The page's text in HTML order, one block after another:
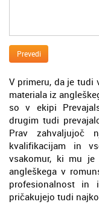
Prevedi
V primeru, da je tudi
materiala iz
so v ekipi
drugim tudi
Prav zahvaljujoč
kvalifikacijam in
vsakomur, ki mu je
angleškega v
profesionalnost in
pričakujejo tudi